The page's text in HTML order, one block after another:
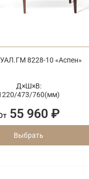
8228-10 «Аспен»
Д×Ш×В:
473/760(мм)
55 960 ₽
Выбрать